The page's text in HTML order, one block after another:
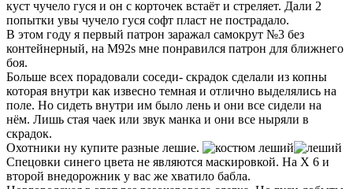
куст чучело гуся и он с корточек встаёт и стреляет. Дали 2
попытки увы чучело гуся софт пласт не пострадало.
В этом году я первый патрон заражал самокрут №3 без
контейнерный, на M92s мне понравился патрон для ближнего
боя.
Больше всех порадовали соседи- скрадок сделали из копны
которая внутри как извесно темная и отлично выделялись на
поле. Но сидеть внутри им было лень и они все сидели на
нём. Лишь стая чаек или звук манка и они все ныряли в
скрадок.
Охотники ну купите разные лешие.
Спецовки синего цвета не являются маскировкой. На Х 6 и
второй внедорожник у вас же хватило бабла.